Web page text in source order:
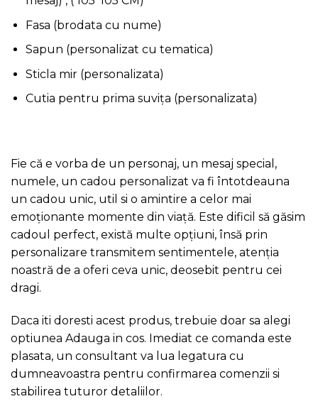
Fasa (brodata cu nume)
Sapun (personalizat cu tematica)
Sticla mir (personalizata)
Cutia pentru prima suvița (personalizata)
Fie că e vorba de un personaj, un mesaj special,
numele, un cadou personalizat va fi întotdeauna
un cadou unic, util si o amintire a celor mai
emoționante momente din viață. Este dificil să găsim
cadoul perfect, există multe opțiuni, însă prin
personalizare transmitem sentimentele, atenția
noastră de a oferi ceva unic, deosebit pentru cei
dragi.
Daca iti doresti acest produs, trebuie doar sa alegi
optiunea Adauga in cos. Imediat ce comanda este
plasata, un consultant va lua legatura cu
dumneavoastra pentru confirmarea comenzii si
stabilirea tuturor detaliilor.